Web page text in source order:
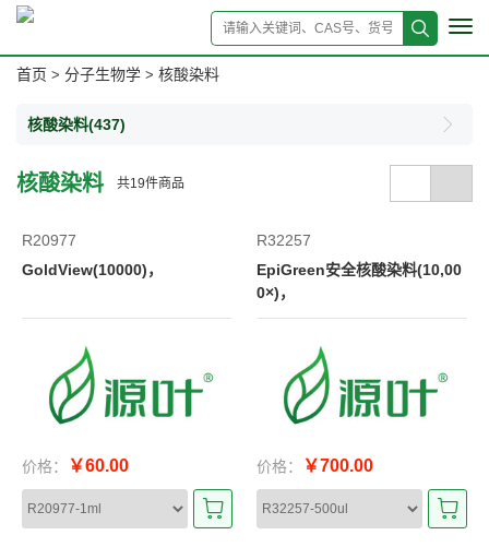
首页 > 分子生物学 > 核酸染料
核酸染料(437)
核酸染料 共19件商品
R20977
GoldView(10000)，
价格： ￥60.00
R32257
EpiGreen安全核酸染料(10,00
0×)，
价格： ￥700.00